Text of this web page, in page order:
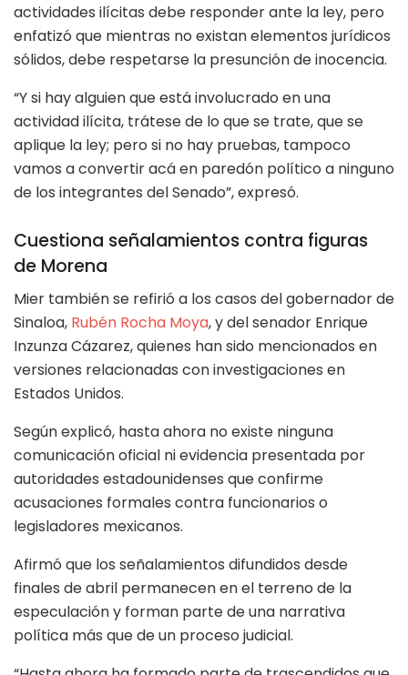
actividades ilícitas debe responder ante la ley, pero
enfatizó que mientras no existan elementos jurídicos
sólidos, debe respetarse la presunción de inocencia.
“Y si hay alguien que está involucrado en una
actividad ilícita, trátese de lo que se trate, que se
aplique la ley; pero si no hay pruebas, tampoco
vamos a convertir acá en paredón político a ninguno
de los integrantes del Senado”, expresó.
Cuestiona señalamientos contra figuras
de Morena
Mier también se refirió a los casos del gobernador de
Sinaloa, Rubén Rocha Moya, y del senador Enrique
Inzunza Cázarez, quienes han sido mencionados en
versiones relacionadas con investigaciones en
Estados Unidos.
Según explicó, hasta ahora no existe ninguna
comunicación oficial ni evidencia presentada por
autoridades estadounidenses que confirme
acusaciones formales contra funcionarios o
legisladores mexicanos.
Afirmó que los señalamientos difundidos desde
finales de abril permanecen en el terreno de la
especulación y forman parte de una narrativa
política más que de un proceso judicial.